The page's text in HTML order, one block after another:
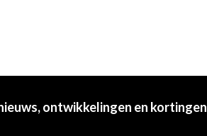
ontwikkelingen en kortingen